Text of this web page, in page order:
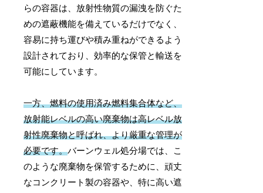
らの容器は、放射性物質の漏洩を防ぐた
めの遮蔽機能を備えているだけでなく、
容易に持ち運びや積み重ねができるよう
設計されており、効率的な保管と輸送を
可能にしています。
一方、燃料の使用済み燃料集合体など、
放射能レベルの高い廃棄物は高レベル放
射性廃棄物と呼ばれ、より厳重な管理が
必要です。バーンウェル処分場では、こ
のような廃棄物を保管するために、頑丈
なコンクリート製の容器や、特に高い遮